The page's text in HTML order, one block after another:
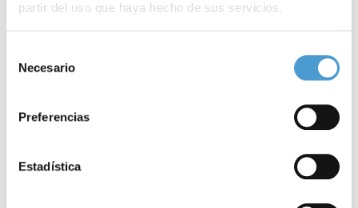
partir del uso que haya hecho de sus servicios.
de cookies
Necesario
Preferencias
Estadística
internautasverifica la informaciónmédica hallada en la red.
para agilizar los procedimientos administrativos: el
48%de los
con sus médicos a través de la red; el50%
lo utiliza para informarse sobre los
26%
hospitalo clínica